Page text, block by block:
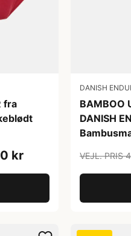
fra
kr
DANISH
BAMBOO
DANISH
VEJL. PRIS